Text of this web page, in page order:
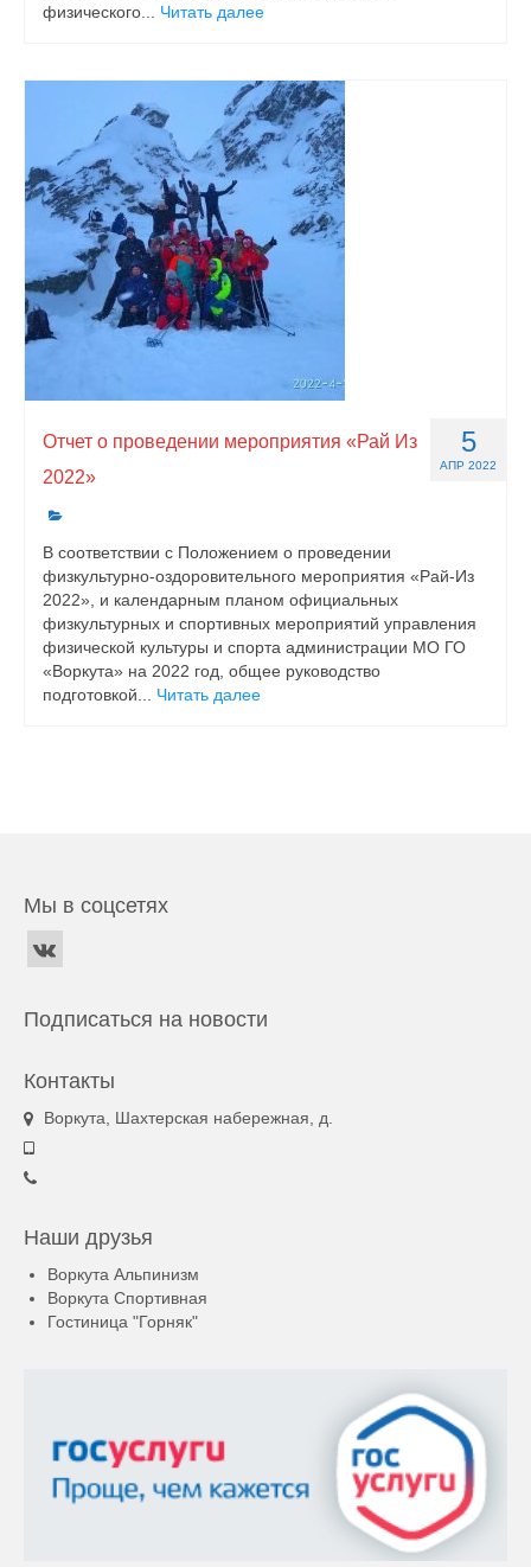
физического... Читать далее
5
АПР 2022
Отчет о проведении мероприятия «Рай Из
2022»
В соответствии с Положением о проведении
физкультурно-оздоровительного мероприятия «Рай-Из
2022», и календарным планом официальных
физкультурных и спортивных мероприятий управления
физической культуры и спорта администрации МО ГО
«Воркута» на 2022 год, общее руководство
подготовкой... Читать далее
Мы в соцсетях
Подписаться на новости
Контакты
Воркута, Шахтерская набережная, д.
Наши друзья
Воркута Альпинизм
Воркута Спортивная
Гостиница "Горняк"